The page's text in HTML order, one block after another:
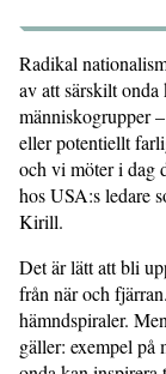
Radikal
av att särskilt onda
människogrupper
eller potentiellt
och vi möter i dag
hos USA:s ledare
Kirill.
Det är lätt att bli
från när och
hämndspiraler.
gäller: exempel på